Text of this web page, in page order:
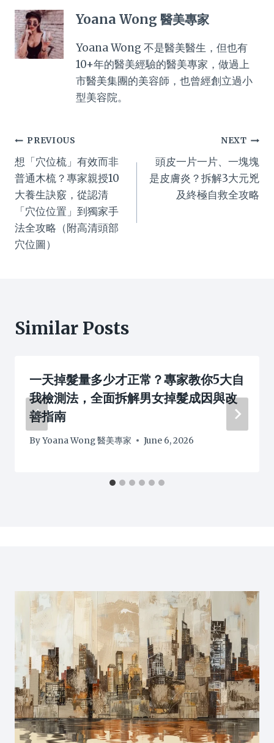
Yoana Wong 醫美專家
Yoana Wong 不是醫美醫生，但也有
10+年的醫美經驗的醫美專家，做過上
市醫美集團的美容師，也曾經創立過小
型美容院。
Post
navigation
PREVIOUS
想「穴位梳」有效而非
普通木梳？專家親授10
大養生訣竅，從認清
「穴位位置」到獨家手
法全攻略（附高清頭部
穴位圖）
NEXT
頭皮一片一片、一塊塊
是皮膚炎？拆解3大元兇
及終極自救全攻略
Similar Posts
一天掉髮量多少才正常？專家教你5大自
我檢測法，全面拆解男女掉髮成因與改
善指南
ByYoana Wong 醫美專家 June 6, 2026